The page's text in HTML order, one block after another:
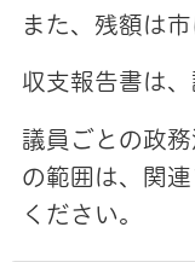
また、残額は市
収支報告書は、
議員ごとの政
の範囲は、関
ください。